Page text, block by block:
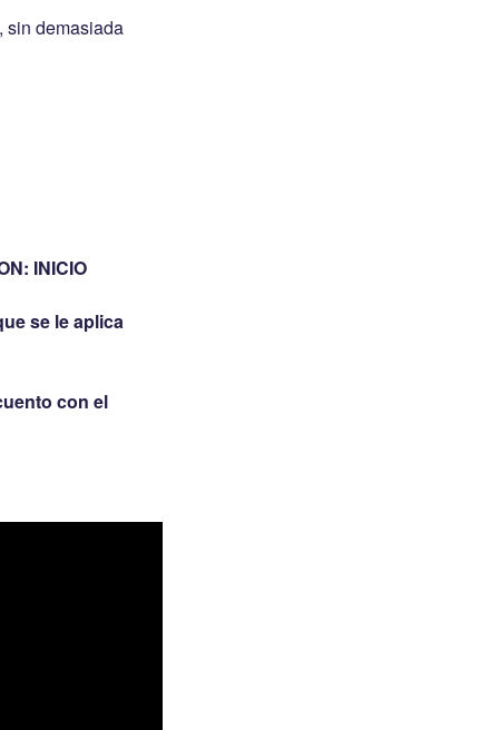
sin demasiada
INICIO
se le aplica
con el